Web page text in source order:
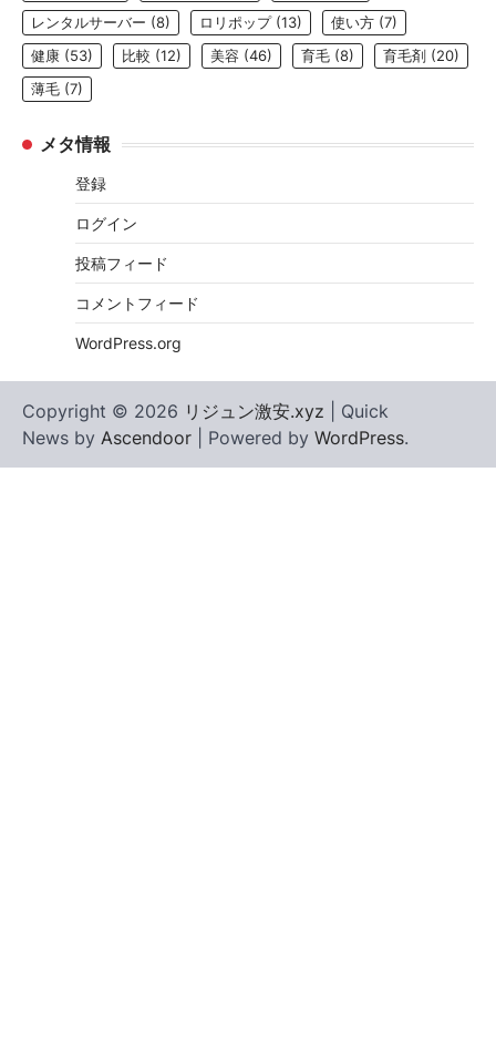
レンタルサーバー (8) ロリポップ(13) 使い方 (7)
健康 (53) 比較 (12) 美容 (46) 育毛 (8) 育毛剤 (20)
薄毛 (7)
メタ情報
登録
ログイン
投稿フィード
コメントフィード
WordPress.org
Copyright © 2026 リジュン激安.xyz | Quick
News by Ascendoor | Powered by WordPress.